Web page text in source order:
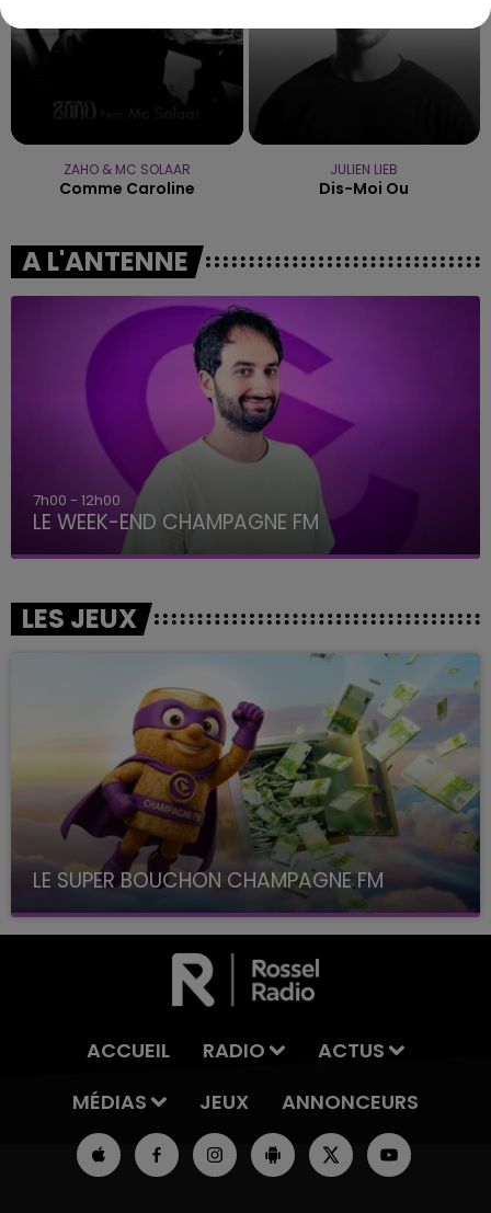
ZAHO & MC SOLAAR
Comme Caroline
JULIEN LIEB
Dis-Moi Ou
A L'ANTENNE
7h00 - 12h00
LE WEEK-END CHAMPAGNE FM
LES JEUX
LE SUPER BOUCHON CHAMPAGNE FM
avec La Famille Champagne FM, à 8H10
ACCUEIL RADIO
ACTUS
MÉDIAS
JEUX ANNONCEURS